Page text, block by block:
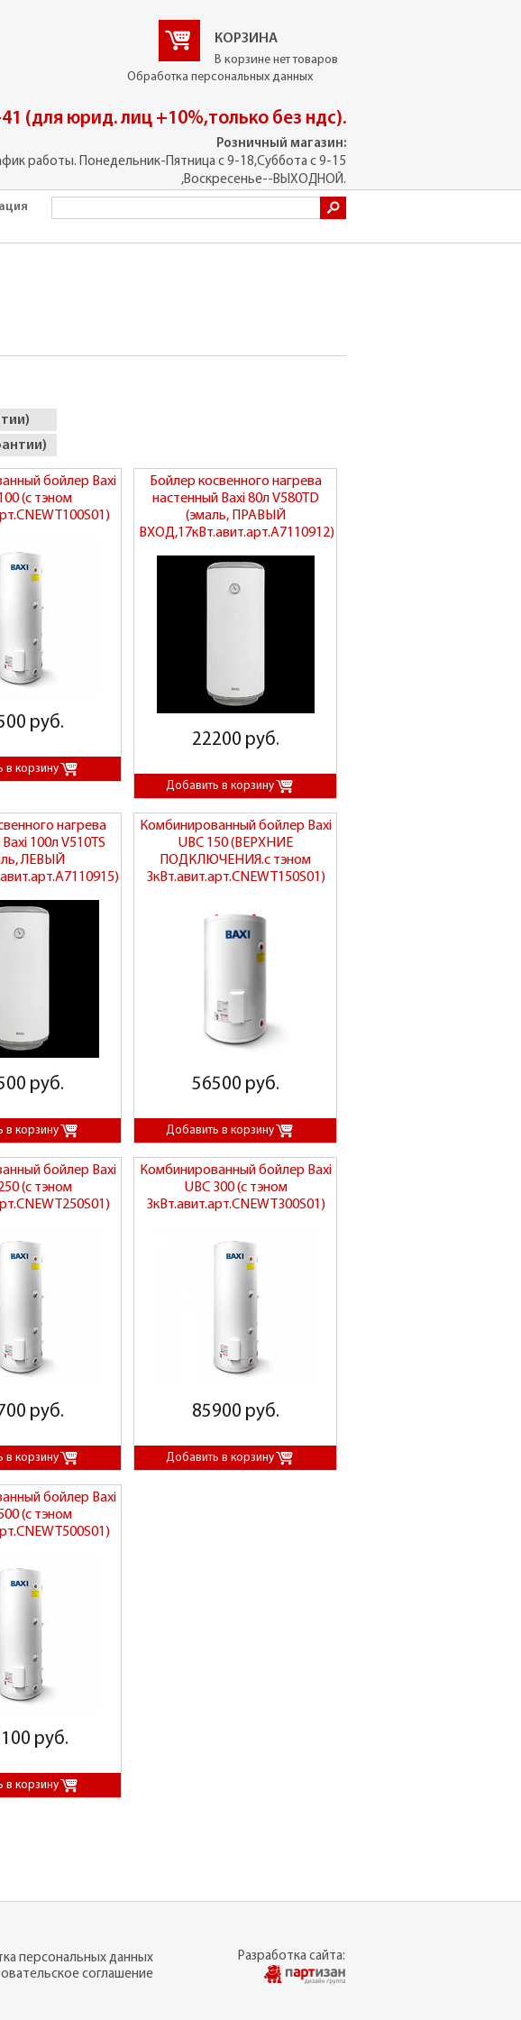
КОРЗИНА
В корзине нет товаров
Обработка персональных данных
(для юрид. лиц +10%,только без ндс).
Розничный магазин:
работы. Понедельник-Пятница с 9-18,Суббота с 9-15
,Воскресенье--ВЫХОДНОЙ.
бойлер Baxi
(с тэном
руб.
Бойлер косвенного нагрева
настенный Baxi 80л V580TD
(эмаль, ПРАВЫЙ
ВХОД,17кВт.авит.арт.A7110912)
22200 руб.
нагрева
100л V510TS
ЛЕВЫЙ
руб.
Комбинированный бойлер Baxi
UBC 150 (ВЕРХНИЕ
ПОДКЛЮЧЕНИЯ.с тэном
3кВт.авит.арт.CNEWT150S01)
56500 руб.
бойлер Baxi
(с тэном
руб.
Комбинированный бойлер Baxi
UBC 300 (с тэном
3кВт.авит.арт.CNEWT300S01)
85900 руб.
бойлер Baxi
(с тэном
руб.
персональных данных
соглашение
Разработка сайта: